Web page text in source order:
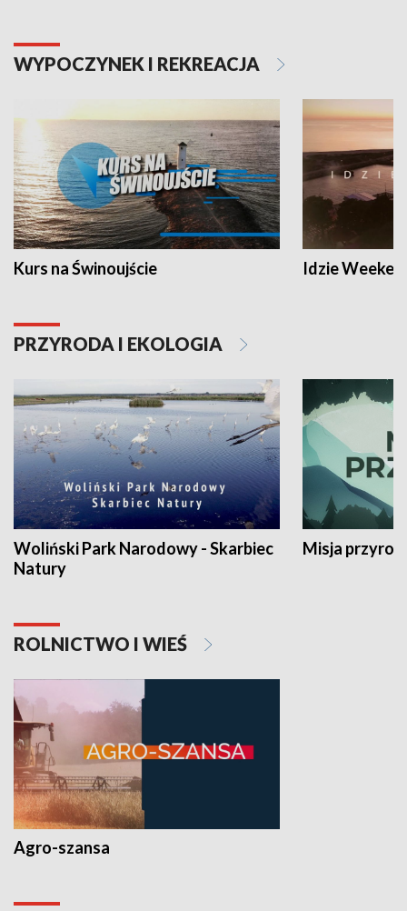
WYPOCZYNEK I REKREACJA
Kurs na Świnoujście Idzie
PRZYRODA I EKOLOGIA
Woliński Park Narodowy - Skarbiec
Natury
Misja
ROLNICTWO I WIEŚ
Agro-szansa